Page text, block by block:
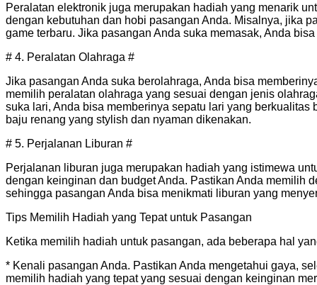
Peralatan elektronik juga merupakan hadiah yang menarik
dengan kebutuhan dan hobi pasangan Anda. Misalnya, jika
game terbaru. Jika pasangan Anda suka memasak, Anda
# 4. Peralatan Olahraga #
Jika pasangan Anda suka berolahraga, Anda bisa
memilih peralatan olahraga yang sesuai dengan jenis
suka lari, Anda bisa memberinya sepatu lari yang
baju renang yang stylish dan nyaman dikenakan.
# 5. Perjalanan Liburan #
Perjalanan liburan juga merupakan hadiah yang istimewa
dengan keinginan dan budget Anda. Pastikan Anda memilih
sehingga pasangan Anda bisa menikmati liburan yang
Tips Memilih Hadiah yang Tepat untuk Pasangan
Ketika memilih hadiah untuk pasangan, ada beberapa hal
* Kenali pasangan Anda. Pastikan Anda mengetahui gaya,
memilih hadiah yang tepat yang sesuai dengan keinginan